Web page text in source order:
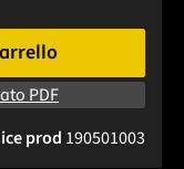
desiderata o
PDF
prod 190501003